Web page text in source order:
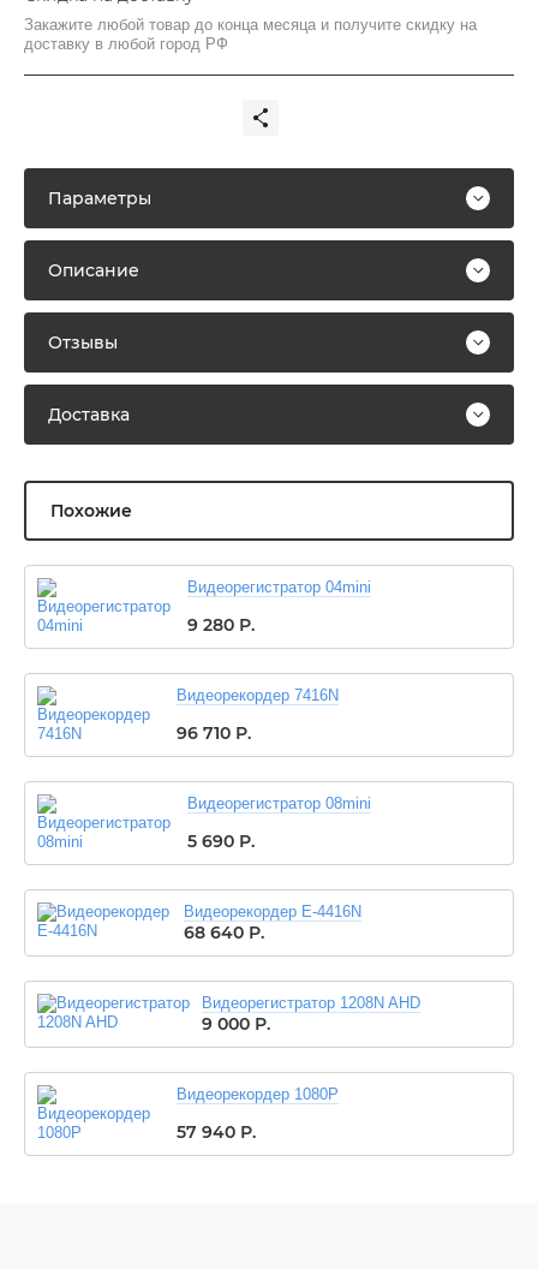
Закажите любой товар до конца месяца и получите скидку на
доставку в любой город РФ
Параметры
Описание
Отзывы
Доставка
Похожие
Видеорегистратор 04mini
9 280Р.
Видеорекордер 7416N
96 710Р.
Видеорегистратор 08mini
5 690Р.
Видеорекордер E-4416N
68 640 Р.
Видеорегистратор 1208N AHD
9 000 Р.
Видеорекордер 1080P
57 940Р.